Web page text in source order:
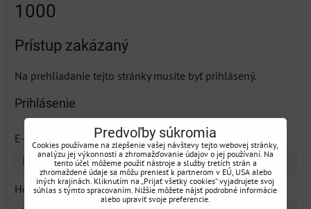
1000
Prístup zakázaný
Na prehliadanie tejto stránky musíte byť prihlásený.
Prihlásenie
E-mail:
Heslo:*
Predvoľby súkromia
Cookies používame na zlepšenie vašej návštevy tejto webovej stránky,
analýzu jej výkonnosti a zhromažďovanie údajov o jej používaní. Na
tento účel môžeme použiť nástroje a služby tretích strán a
zhromaždené údaje sa môžu preniesť k partnerom v EÚ, USA alebo
iných krajinách. Kliknutím na „Prijať všetky cookies“ vyjadrujete svoj
súhlas s týmto spracovaním. Nižšie môžete nájsť podrobné informácie
alebo upraviť svoje preferencie.